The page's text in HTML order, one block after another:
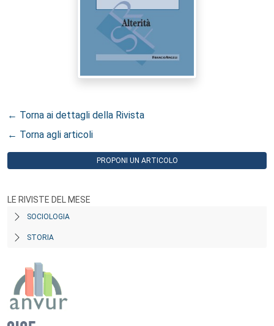
← Torna ai dettagli della Rivista
← Torna agli articoli
PROPONI UN ARTICOLO
LE RIVISTE DEL MESE
SOCIOLOGIA
STORIA